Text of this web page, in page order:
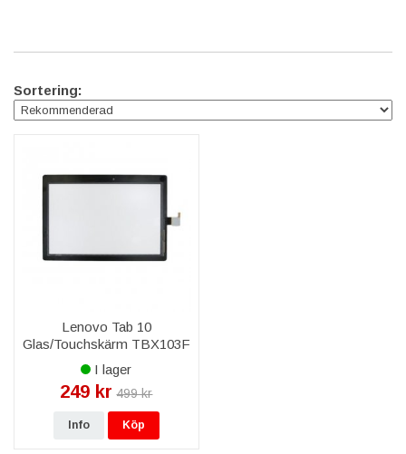
Sortering:
Lenovo Tab 10
Glas/Touchskärm TBX103F
- Svart
I lager
249 kr 499 kr
Info Köp